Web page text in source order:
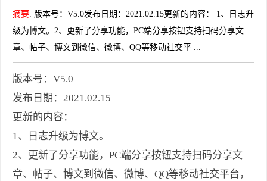
摘要: 版本号：V5.0发布日期：2021.02.15更新的内容： 1、日志升
级为博文。2、更新了分享功能，PC端分享按钮支持扫码分享文
章、帖子、博文到微信、微博、QQ等移动社交平 ...
版本号：V5.0
发布日期：2021.02.15
更新的内容：
1、日志升级为博文。
2、更新了分享功能，PC端分享按钮支持扫码分享文
章、帖子、博文到微信、微博、QQ等移动社交平台，